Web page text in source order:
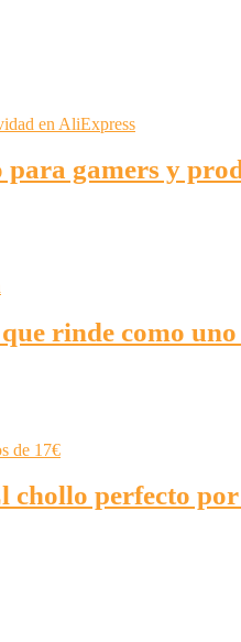
gamers y
rinde como uno
perfecto por